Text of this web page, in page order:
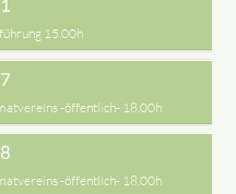
15.00h
-öffentlich- 18.00h
-öffentlich- 18.00h